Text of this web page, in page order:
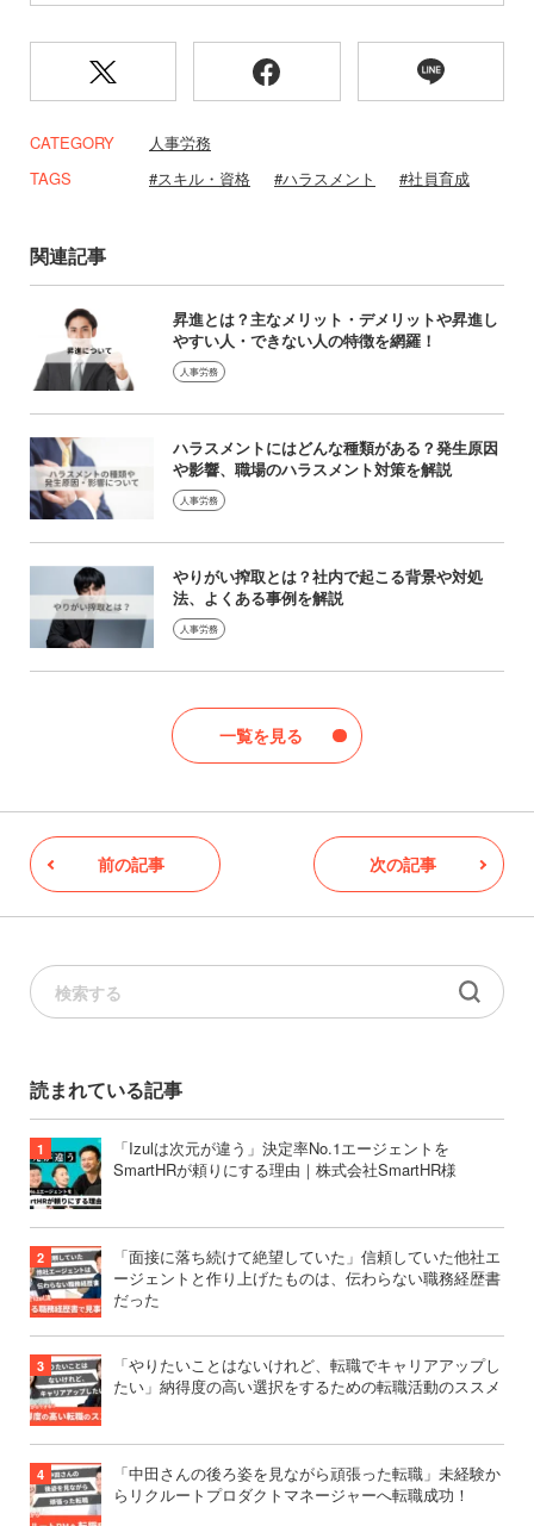
CATEGORY
人事労務
TAGS
スキル・資格 ハラスメント 社員育成
関連記事
昇進とは？主なメリット・デメリットや昇進し
やすい人・できない人の特徴を網羅！
人事労務
ハラスメントにはどんな種類がある？発生原因
や影響、職場のハラスメント対策を解説
人事労務
やりがい搾取とは？社内で起こる背景や対処
法、よくある事例を解説
人事労務
一覧を見る
前の記事 次の記事
読まれている記事
「Izulは次元が違う」決定率No.1エージェントを
SmartHRが頼りにする理由｜株式会社SmartHR様
「面接に落ち続けて絶望していた」信頼していた他社エ
ージェントと作り上げたものは、伝わらない職務経歴書
だった
「やりたいことはないけれど、転職でキャリアアップし
たい」納得度の高い選択をするための転職活動のススメ
「中田さんの後ろ姿を見ながら頑張った転職」未経験か
らリクルートプロダクトマネージャーへ転職成功！